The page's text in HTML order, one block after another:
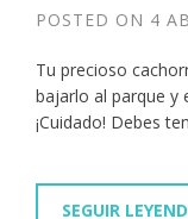
POSTED ON 4
Tu precioso
bajarlo al parque y
¡Cuidado! Debes
SEGUIR